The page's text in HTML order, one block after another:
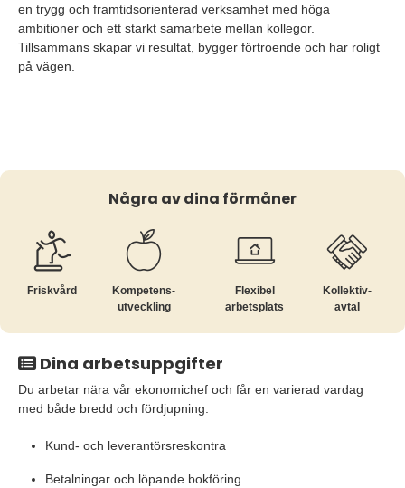
en trygg och framtidsorienterad verksamhet med höga
ambitioner och ett starkt samarbete mellan kollegor.
Tillsammans skapar vi resultat, bygger förtroende och har roligt
på vägen.
Några av dina förmåner
Friskvård
Kompetens­
utveckling
Flexibel
arbetsplats
Kollektiv­
avtal
Dina arbetsuppgifter
Du arbetar nära vår ekonomichef och får en varierad vardag
med både bredd och fördjupning:
Kund- och leverantörsreskontra
Betalningar och löpande bokföring